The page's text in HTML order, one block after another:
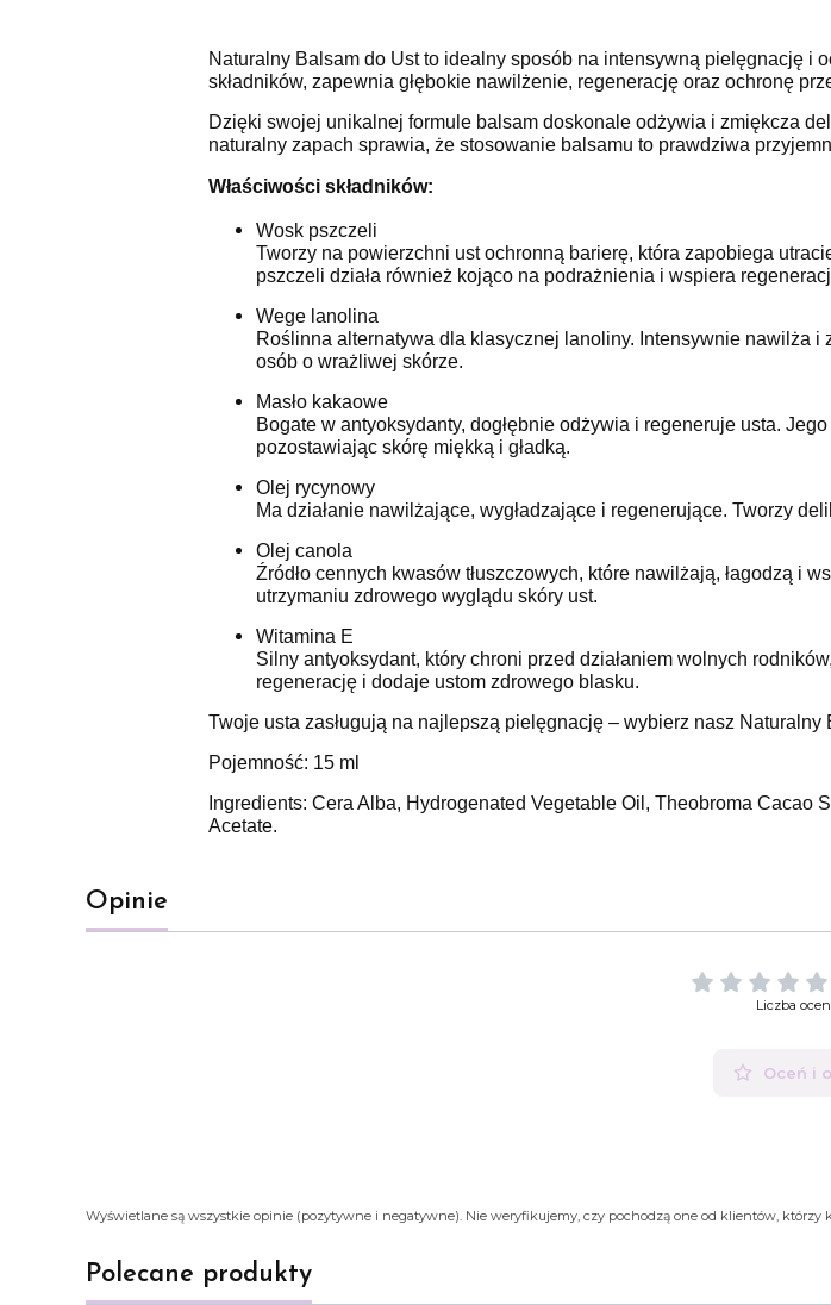
Naturalny Balsam do Ust to idealny sposób na intensywną pielęgnację i
składników, zapewnia głębokie nawilżenie, regenerację oraz ochronę
Dzięki swojej unikalnej formule balsam doskonale odżywia i zmiękcza
naturalny zapach sprawia, że stosowanie balsamu to prawdziwa
Właściwości składników:
Wosk pszczeli
Tworzy na powierzchni ust ochronną barierę, która zapobiega
pszczeli działa również kojąco na podrażnienia i wspiera
Wege lanolina
Roślinna alternatywa dla klasycznej lanoliny. Intensywnie nawilża
osób o wrażliwej skórze.
Masło kakaowe
Bogate w antyoksydanty, dogłębnie odżywia i regeneruje usta.
pozostawiając skórę miękką i gładką.
Olej rycynowy
Ma działanie nawilżające, wygładzające i regenerujące. Tworzy
Olej canola
Źródło cennych kwasów tłuszczowych, które nawilżają, łagodzą i
utrzymaniu zdrowego wyglądu skóry ust.
Witamina E
Silny antyoksydant, który chroni przed działaniem wolnych
regenerację i dodaje ustom zdrowego blasku.
Twoje usta zasługują na najlepszą pielęgnację – wybierz nasz
Pojemność: 15 ml
Ingredients: Cera Alba, Hydrogenated Vegetable Oil, Theobroma Cacao
Acetate.
Opinie
Liczba
Oceń i
Wyświetlane są wszystkie opinie (pozytywne i negatywne). Nie weryfikujemy, czy pochodzą one od klientów, którzy
Polecane produkty